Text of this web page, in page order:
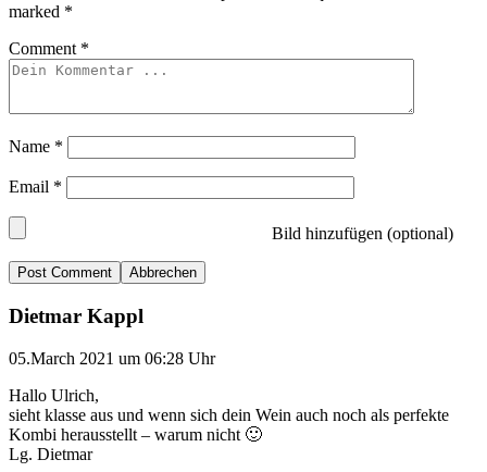
marked *
Comment *
Name *
Email *
Bild hinzufügen (optional)
Abbrechen
Dietmar Kappl
05.March 2021 um 06:28 Uhr
Hallo Ulrich,
sieht klasse aus und wenn sich dein Wein auch noch als perfekte
Kombi herausstellt – warum nicht 🙂
Lg. Dietmar